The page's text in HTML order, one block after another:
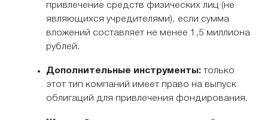
привлечение средств физических лиц (не
являющихся учредителями), если сумма
вложений составляет не менее 1,5 миллиона
рублей.
Дополнительные инструменты:только
этот тип компаний имеет право на выпуск
облигаций для привлечения фондирования.